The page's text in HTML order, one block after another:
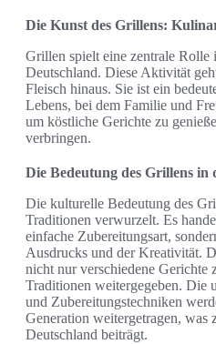
Die Kunst des Grillens:
Grillen spielt eine zentrale Rolle
Deutschland. Diese Aktivität
Fleisch hinaus. Sie ist ein
Lebens, bei dem Familie und
um köstliche Gerichte zu
verbringen.
Die Bedeutung des Grillens
Die kulturelle Bedeutung des
Traditionen verwurzelt. Es
einfache Zubereitungsart,
Ausdrucks und der Kreativität.
nicht nur verschiedene Gerichte
Traditionen weitergegeben. Die
und Zubereitungstechniken
Generation weitergetragen, was
Deutschland beiträgt.